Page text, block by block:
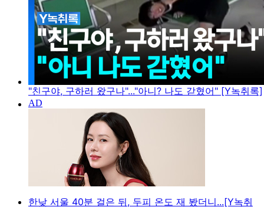
"친구야, 구하러 왔구나"..."아니? 나도 갇혔어" [Y녹취록]
한낮 서울 40분 걸은 뒤, 두피 온도 재 봤더니...[Y녹취